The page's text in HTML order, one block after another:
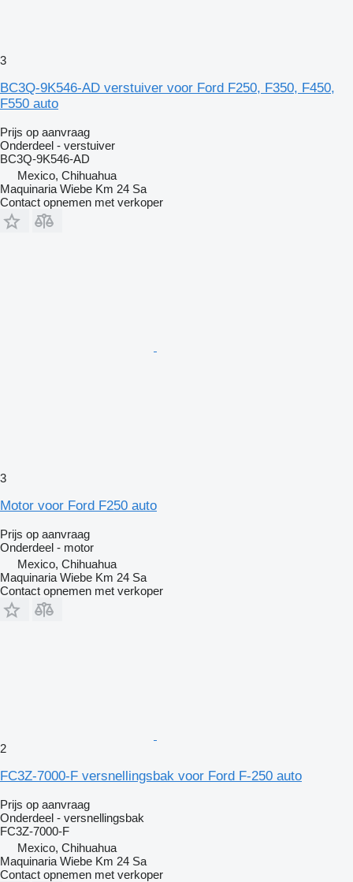
3
BC3Q-9K546-AD verstuiver voor Ford F250, F350, F450,
F550 auto
Prijs op aanvraag
Onderdeel - verstuiver
BC3Q-9K546-AD
Mexico, Chihuahua
Maquinaria Wiebe Km 24 Sa
Contact opnemen met verkoper
3
Motor voor Ford F250 auto
Prijs op aanvraag
Onderdeel - motor
Mexico, Chihuahua
Maquinaria Wiebe Km 24 Sa
Contact opnemen met verkoper
2
FC3Z-7000-F versnellingsbak voor Ford F-250 auto
Prijs op aanvraag
Onderdeel - versnellingsbak
FC3Z-7000-F
Mexico, Chihuahua
Maquinaria Wiebe Km 24 Sa
Contact opnemen met verkoper